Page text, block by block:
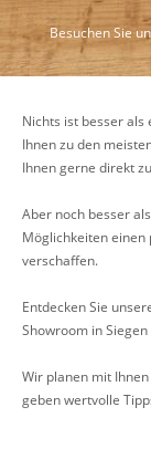
Besuchen Sie
Nichts ist besser als
Ihnen zu den
Ihnen gerne direkt
Aber noch besser
Möglichkeiten einen
verschaffen.
Entdecken Sie
Showroom in
Wir planen mit
geben wertvolle